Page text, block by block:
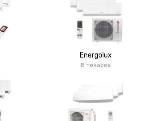
Energolux
8 товаров